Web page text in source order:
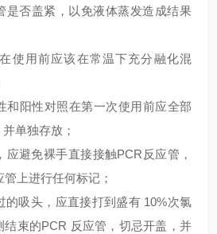
是否盖紧，以免液体蒸发造成结果
使用前应该在常温下充分融化混
和阳性对照在第一次使用前应全部
单独存放；
应避免裸手直接接触PCR 反应管，
管上进行任何标记；
的吸头，应直接打到盛有 10%次氯
结束的PCR 反应管，切忌开盖，并